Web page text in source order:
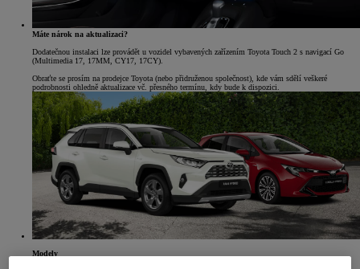
Máte nárok na aktualizaci?
Dodatečnou instalaci lze provádět u vozidel vybavených zařízením Toyota Touch 2 s navigací Go
(Multimedia 17, 17MM, CY17, 17CY).
Obraťte se prosím na prodejce Toyota (nebo přidruženou společnost), kde vám sdělí veškeré
podrobnosti ohledně aktualizace vč. přesného termínu, kdy bude k dispozici.
Modely